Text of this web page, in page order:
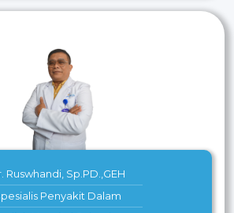
Ruswhandi, Sp.PD.,GEH
Penyakit Dalam